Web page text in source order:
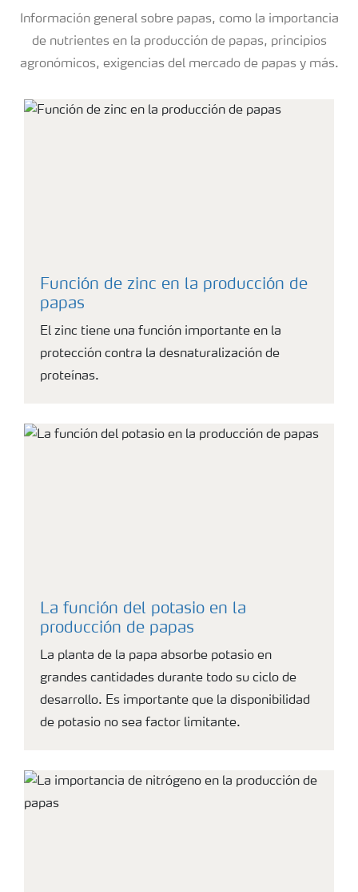
Deficiencia de nutrientes en cultivos
Información general sobre papas, como la importancia
de nutrientes en la producción de papas, principios
agronómicos, exigencias del mercado de papas y más.
Función de zinc en la producción de
papas
El zinc tiene una función importante en la
protección contra la desnaturalización de
proteínas.
La función del potasio en la
producción de papas
La planta de la papa absorbe potasio en
grandes cantidades durante todo su ciclo de
desarrollo. Es importante que la disponibilidad
de potasio no sea factor limitante.